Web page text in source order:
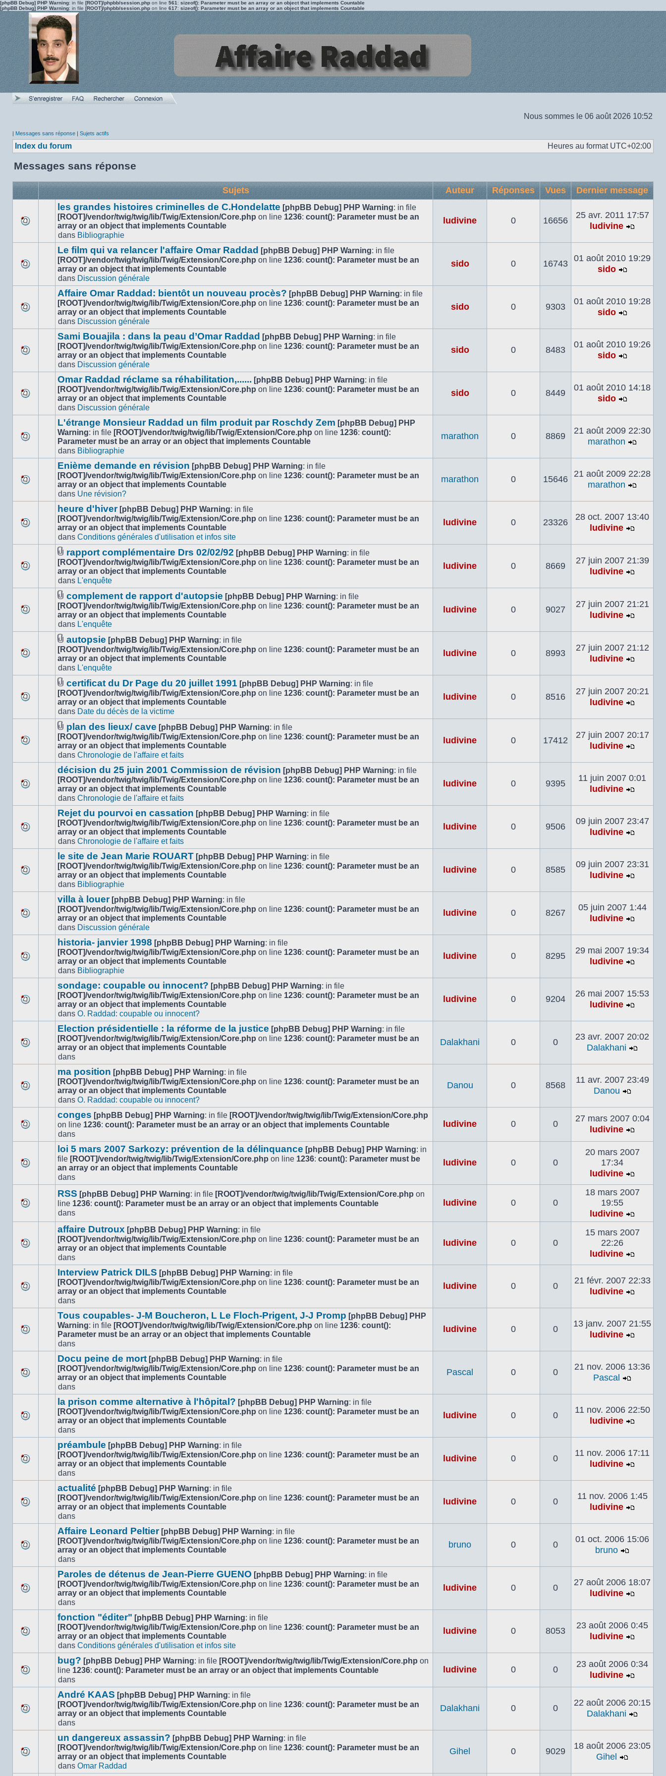
[phpBB Debug] PHP Warning: in file [ROOT]/phpbb/session.php on line 561 : sizeof(): Parameter must be an array or an object that implements Countable
[phpBB Debug] PHP Warning: in file [ROOT]/phpbb/session.php on line 617: sizeof(): Parameter must be an array or an object that implements Countable
Nous sommes le 06 août 2026 10:52
| Messages sans réponse | Sujets actifs
Index du forum Heures au format UTC+02:00
Messages sans réponse
Sujets Auteur Réponses Vues Dernier message
nouveau
message
les grandes histoires criminelles de C.Hondelatte [phpBB Debug] PHP Warning: in file
[ROOT]/vendor/twig/twig/lib/Twig/Extension/Core.php on line 1236: count(): Parameter must be an
array or an object that implements Countable
dans Bibliographie
ludivine 0 16656
25 avr. 2011 17:57
ludivine
le
dernier
nouveau
message
Le film qui va relancer l'affaire Omar Raddad [phpBB Debug] PHP Warning: in file
[ROOT]/vendor/twig/twig/lib/Twig/Extension/Core.php on line 1236: count(): Parameter must be an
array or an object that implements Countable
dans Discussion générale
sido 0 16743
01 août 2010 19:29
sido
le
dernier
nouveau
message
Affaire Omar Raddad: bientôt un nouveau procès? [phpBB Debug] PHP Warning: in file
[ROOT]/vendor/twig/twig/lib/Twig/Extension/Core.php on line 1236: count(): Parameter must be an
array or an object that implements Countable
dans Discussion générale
sido 0 9303
01 août 2010 19:28
sido
le
dernier
nouveau
message
Sami Bouajila : dans la peau d’Omar Raddad [phpBB Debug] PHP Warning: in file
[ROOT]/vendor/twig/twig/lib/Twig/Extension/Core.php on line 1236: count(): Parameter must be an
array or an object that implements Countable
dans Discussion générale
sido 0 8483
01 août 2010 19:26
sido
le
dernier
nouveau
message
Omar Raddad réclame sa réhabilitation,...... [phpBB Debug] PHP Warning: in file
[ROOT]/vendor/twig/twig/lib/Twig/Extension/Core.php on line 1236: count(): Parameter must be an
array or an object that implements Countable
dans Discussion générale
sido 0 8449
01 août 2010 14:18
sido
le
dernier
message
nouveau
message
L'étrange Monsieur Raddad un film produit par Roschdy Zem [phpBB Debug] PHP
Warning: in file [ROOT]/vendor/twig/twig/lib/Twig/Extension/Core.php on line 1236: count():
Parameter must be an array or an object that implements Countable
dans Bibliographie
marathon 0 8869
21 août 2009 22:30
marathon
le
dernier
nouveau
message
Enième demande en révision [phpBB Debug] PHP Warning: in file
[ROOT]/vendor/twig/twig/lib/Twig/Extension/Core.php on line 1236: count(): Parameter must be an
array or an object that implements Countable
dans Une révision?
marathon 0 15646
21 août 2009 22:28
marathon
le
dernier
nouveau
message
heure d'hiver [phpBB Debug] PHP Warning: in file
[ROOT]/vendor/twig/twig/lib/Twig/Extension/Core.php on line 1236: count(): Parameter must be an
array or an object that implements Countable
dans Conditions générales d'utilisation et infos site
ludivine 0 23326
28 oct. 2007 13:40
ludivine
le
dernier
nouveau
message
Fichier(s)
joint(s)
rapport complémentaire Drs 02/02/92 [phpBB Debug] PHP Warning: in file
[ROOT]/vendor/twig/twig/lib/Twig/Extension/Core.php on line 1236: count(): Parameter must be an
array or an object that implements Countable
dans L'enquête
ludivine 0 8669
27 juin 2007 21:39
ludivine
le
dernier
nouveau
message
Fichier(s)
joint(s)
complement de rapport d'autopsie [phpBB Debug] PHP Warning: in file
[ROOT]/vendor/twig/twig/lib/Twig/Extension/Core.php on line 1236: count(): Parameter must be an
array or an object that implements Countable
dans L'enquête
ludivine 0 9027
27 juin 2007 21:21
ludivine
le
dernier
nouveau
message
Fichier(s)
joint(s)
autopsie [phpBB Debug] PHP Warning: in file
[ROOT]/vendor/twig/twig/lib/Twig/Extension/Core.php on line 1236: count(): Parameter must be an
array or an object that implements Countable
dans L'enquête
ludivine 0 8993
27 juin 2007 21:12
ludivine
le
dernier
nouveau
message
Fichier(s)
joint(s)
certificat du Dr Page du 20 juillet 1991 [phpBB Debug] PHP Warning: in file
[ROOT]/vendor/twig/twig/lib/Twig/Extension/Core.php on line 1236: count(): Parameter must be an
array or an object that implements Countable
dans Date du décès de la victime
ludivine 0 8516
27 juin 2007 20:21
ludivine
le
dernier
nouveau
message
Fichier(s)
joint(s)
plan des lieux/ cave [phpBB Debug] PHP Warning: in file
[ROOT]/vendor/twig/twig/lib/Twig/Extension/Core.php on line 1236: count(): Parameter must be an
array or an object that implements Countable
dans Chronologie de l'affaire et faits
ludivine 0 17412
27 juin 2007 20:17
ludivine
le
dernier
nouveau
message
décision du 25 juin 2001 Commission de révision [phpBB Debug] PHP Warning: in file
[ROOT]/vendor/twig/twig/lib/Twig/Extension/Core.php on line 1236: count(): Parameter must be an
array or an object that implements Countable
dans Chronologie de l'affaire et faits
ludivine 0 9395
11 juin 2007 0:01
ludivine
le
dernier
nouveau
message
Rejet du pourvoi en cassation [phpBB Debug] PHP Warning: in file
[ROOT]/vendor/twig/twig/lib/Twig/Extension/Core.php on line 1236: count(): Parameter must be an
array or an object that implements Countable
dans Chronologie de l'affaire et faits
ludivine 0 9506
09 juin 2007 23:47
ludivine
le
dernier
nouveau
message
le site de Jean Marie ROUART [phpBB Debug] PHP Warning: in file
[ROOT]/vendor/twig/twig/lib/Twig/Extension/Core.php on line 1236: count(): Parameter must be an
array or an object that implements Countable
dans Bibliographie
ludivine 0 8585
09 juin 2007 23:31
ludivine
le
dernier
nouveau
message
villa à louer [phpBB Debug] PHP Warning: in file
[ROOT]/vendor/twig/twig/lib/Twig/Extension/Core.php on line 1236: count(): Parameter must be an
array or an object that implements Countable
dans Discussion générale
ludivine 0 8267
05 juin 2007 1:44
ludivine
le
dernier
nouveau
message
historia- janvier 1998 [phpBB Debug] PHP Warning: in file
[ROOT]/vendor/twig/twig/lib/Twig/Extension/Core.php on line 1236: count(): Parameter must be an
array or an object that implements Countable
dans Bibliographie
ludivine 0 8295
29 mai 2007 19:34
ludivine
le
dernier
nouveau
message
sondage: coupable ou innocent? [phpBB Debug] PHP Warning: in file
[ROOT]/vendor/twig/twig/lib/Twig/Extension/Core.php on line 1236: count(): Parameter must be an
array or an object that implements Countable
dans O. Raddad: coupable ou innocent?
ludivine 0 9204
26 mai 2007 15:53
ludivine
le
dernier
nouveau
message
Election présidentielle : la réforme de la justice [phpBB Debug] PHP Warning: in file
[ROOT]/vendor/twig/twig/lib/Twig/Extension/Core.php on line 1236: count(): Parameter must be an
array or an object that implements Countable
dans
Dalakhani 0 0
23 avr. 2007 20:02
Dalakhani
le
dernier
nouveau
message
ma position [phpBB Debug] PHP Warning: in file
[ROOT]/vendor/twig/twig/lib/Twig/Extension/Core.php on line 1236: count(): Parameter must be an
array or an object that implements Countable
dans O. Raddad: coupable ou innocent?
Danou 0 8568
11 avr. 2007 23:49
Danou
le
dernier
nouveau
message
ce
conges [phpBB Debug] PHP Warning: in file [ROOT]/vendor/twig/twig/lib/Twig/Extension/Core.php
on line 1236: count(): Parameter must be an array or an object that implements Countable
dans
ludivine 0 0
27 mars 2007 0:04
ludivine
le
dernier
nouveau
message
loi 5 mars 2007 Sarkozy: prévention de la délinquance [phpBB Debug] PHP Warning: in
file [ROOT]/vendor/twig/twig/lib/Twig/Extension/Core.php on line 1236: count(): Parameter must be
an array or an object that implements Countable
dans
ludivine 0 0
20 mars 2007
17:34
ludivine
le
nouveau
message
ce
RSS [phpBB Debug] PHP Warning: in file [ROOT]/vendor/twig/twig/lib/Twig/Extension/Core.php on
line 1236: count(): Parameter must be an array or an object that implements Countable
dans
ludivine 0 0
18 mars 2007
19:55
ludivine
Voir
le
nouveau
message
affaire Dutroux [phpBB Debug] PHP Warning: in file
[ROOT]/vendor/twig/twig/lib/Twig/Extension/Core.php on line 1236: count(): Parameter must be an
array or an object that implements Countable
dans
ludivine 0 0
15 mars 2007
22:26
ludivine
dernier
nouveau
message
Interview Patrick DILS [phpBB Debug] PHP Warning: in file
[ROOT]/vendor/twig/twig/lib/Twig/Extension/Core.php on line 1236: count(): Parameter must be an
array or an object that implements Countable
dans
ludivine 0 0
21 févr. 2007 22:33
ludivine
le
dernier
nouveau
message
Tous coupables- J-M Boucheron, L Le Floch-Prigent, J-J Promp [phpBB Debug] PHP
Warning: in file [ROOT]/vendor/twig/twig/lib/Twig/Extension/Core.php on line 1236: count():
Parameter must be an array or an object that implements Countable
dans
ludivine 0 0
13 janv. 2007 21:55
ludivine
le
dernier
nouveau
message
Docu peine de mort [phpBB Debug] PHP Warning: in file
[ROOT]/vendor/twig/twig/lib/Twig/Extension/Core.php on line 1236: count(): Parameter must be an
array or an object that implements Countable
dans
Pascal 0 0
21 nov. 2006 13:36
Pascal
le
dernier
nouveau
message
la prison comme alternative à l'hôpital? [phpBB Debug] PHP Warning: in file
[ROOT]/vendor/twig/twig/lib/Twig/Extension/Core.php on line 1236: count(): Parameter must be an
array or an object that implements Countable
dans
ludivine 0 0
11 nov. 2006 22:50
ludivine
le
dernier
nouveau
message
préambule [phpBB Debug] PHP Warning: in file
[ROOT]/vendor/twig/twig/lib/Twig/Extension/Core.php on line 1236: count(): Parameter must be an
array or an object that implements Countable
dans
ludivine 0 0
11 nov. 2006 17:11
ludivine
le
dernier
nouveau
message
actualité [phpBB Debug] PHP Warning: in file
[ROOT]/vendor/twig/twig/lib/Twig/Extension/Core.php on line 1236: count(): Parameter must be an
array or an object that implements Countable
dans
ludivine 0 0
11 nov. 2006 1:45
ludivine
le
dernier
nouveau
message
Affaire Leonard Peltier [phpBB Debug] PHP Warning: in file
[ROOT]/vendor/twig/twig/lib/Twig/Extension/Core.php on line 1236: count(): Parameter must be an
array or an object that implements Countable
dans
bruno 0 0
01 oct. 2006 15:06
bruno
le
dernier
message
nouveau
message
Paroles de détenus de Jean-Pierre GUENO [phpBB Debug] PHP Warning: in file
[ROOT]/vendor/twig/twig/lib/Twig/Extension/Core.php on line 1236: count(): Parameter must be an
array or an object that implements Countable
dans
ludivine 0 0
27 août 2006 18:07
ludivine
le
dernier
nouveau
message
fonction "éditer" [phpBB Debug] PHP Warning: in file
[ROOT]/vendor/twig/twig/lib/Twig/Extension/Core.php on line 1236: count(): Parameter must be an
array or an object that implements Countable
dans Conditions générales d'utilisation et infos site
ludivine 0 8053
23 août 2006 0:45
ludivine
le
dernier
nouveau
message
ce
bug? [phpBB Debug] PHP Warning: in file [ROOT]/vendor/twig/twig/lib/Twig/Extension/Core.php on
line 1236: count(): Parameter must be an array or an object that implements Countable
dans
ludivine 0 0
23 août 2006 0:34
ludivine
dernier
nouveau
message
André KAAS [phpBB Debug] PHP Warning: in file
[ROOT]/vendor/twig/twig/lib/Twig/Extension/Core.php on line 1236: count(): Parameter must be an
array or an object that implements Countable
dans
Dalakhani 0 0
22 août 2006 20:15
Dalakhani
le
dernier
nouveau
un dangereux assassin? [phpBB Debug] PHP Warning: in file
[ROOT]/vendor/twig/twig/lib/Twig/Extension/Core.php on line 1236: count(): Parameter must be an
array or an object that implements Countable
dans Omar Raddad
Gihel 0 9029
18 août 2006 23:05
Gihel